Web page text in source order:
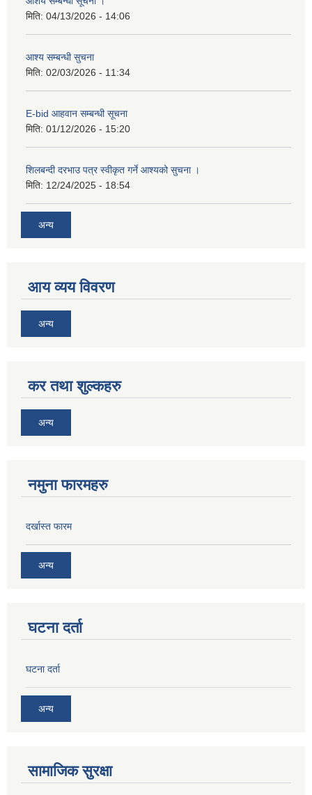
मिति: 04/13/2026 - 14:06
आश्य सम्बन्धी सुचना
मिति: 02/03/2026 - 11:34
E-bid आहवान सम्बन्धी सूचना
मिति: 01/12/2026 - 15:20
शिलबन्दी दरभाउ पत्र स्वीकृत गर्ने आश्यको सुचना ।
मिति: 12/24/2025 - 18:54
अन्य
आय व्यय विवरण
अन्य
कर तथा शुल्कहरु
अन्य
नमुना फारमहरु
दर्खास्त फारम
अन्य
घटना दर्ता
घटना दर्ता
अन्य
सामाजिक सुरक्षा